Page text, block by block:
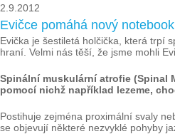
2.9.2012
Evičce pomáhá nový notebook
Evička je šestiletá holčička, která trpí
hraní. Velmi nás těší, že jsme mohli
Spinální muskulární atrofie (Spinal
pomocí nichž například lezeme,
Postihuje zejména proximální svaly
se objevují některé nezvyklé pohyby